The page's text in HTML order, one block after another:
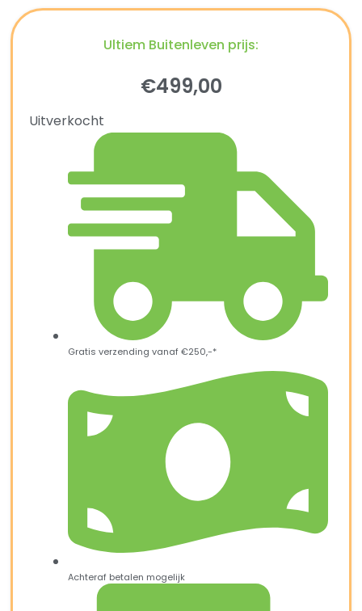
Ultiem Buitenleven prijs:
€499,00
Uitverkocht
Gratis verzending vanaf €250,-*
Achteraf betalen mogelijk